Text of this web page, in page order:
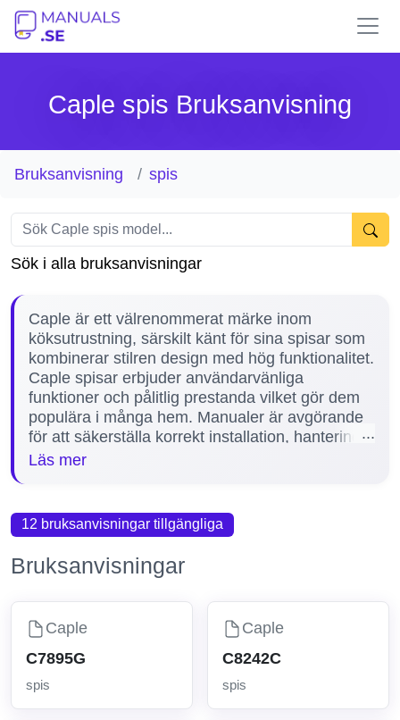
Caple spis Bruksanvisning
Bruksanvisning spis
Sök i alla bruksanvisningar
Caple är ett välrenommerat märke inom
köksutrustning, särskilt känt för sina spisar som
kombinerar stilren design med hög funktionalitet.
Caple spisar erbjuder användarvänliga
funktioner och pålitlig prestanda vilket gör dem
populära i många hem. Manualer är avgörande
för att säkerställa korrekt installation, hantering
och underhåll av spisen, vilket förlänger dess
inklusive den populära modellen C817C, för att
hjälpa dig få full kontroll över din produkt.
Läs mer
12 bruksanvisningar tillgängliga
Bruksanvisningar
Caple
C7895G
spis
Caple
C8242C
spis